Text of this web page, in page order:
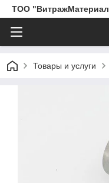
ТОО
Товары и услуги